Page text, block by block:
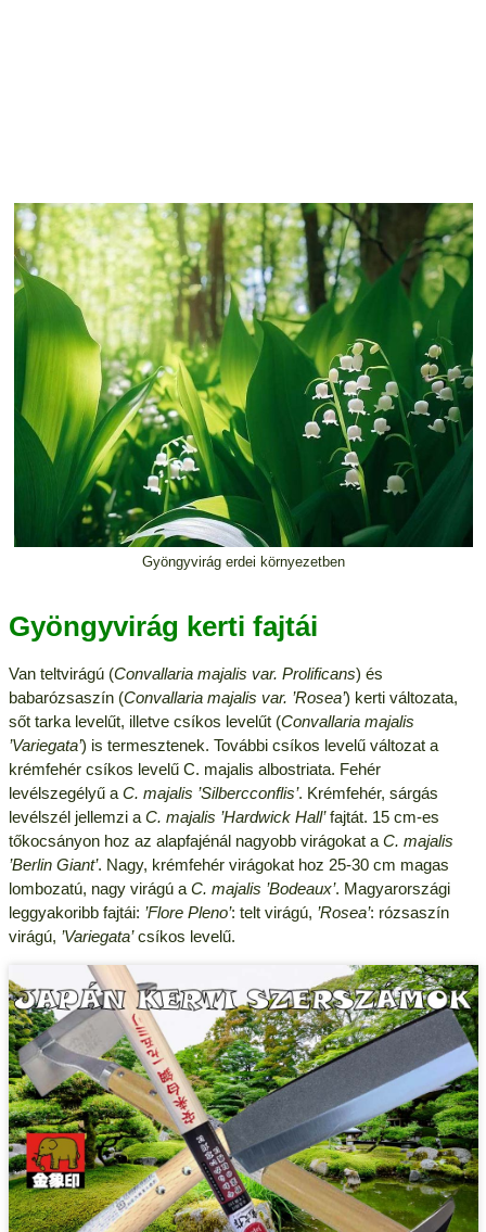
Gyöngyvirág erdei környezetben
Gyöngyvirág kerti fajtái
Van teltvirágú (Convallaria majalis var. Prolificans) és
babarózsaszín (Convallaria majalis var. ’Rosea’) kerti változata,
sőt tarka levelűt, illetve csíkos levelűt (Convallaria majalis
’Variegata’) is termesztenek. További csíkos levelű változat a
krémfehér csíkos levelű C. majalis albostriata. Fehér
levélszegélyű a C. majalis ’Silbercconflis’. Krémfehér, sárgás
levélszél jellemzi a C. majalis ’Hardwick Hall’fajtát. 15 cm-es
tőkocsányon hoz az alapfajénál nagyobb virágokat a C. majalis
’Berlin Giant’. Nagy, krémfehér virágokat hoz 25-30 cm magas
lombozatú, nagy virágú a C. majalis ’Bodeaux’. Magyarországi
leggyakoribb fajtái: ’Flore Pleno’: telt virágú, ’Rosea’: rózsaszín
virágú, ’Variegata’csíkos levelű.